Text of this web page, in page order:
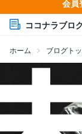
会員
ココナラブロ
ホーム ブログト